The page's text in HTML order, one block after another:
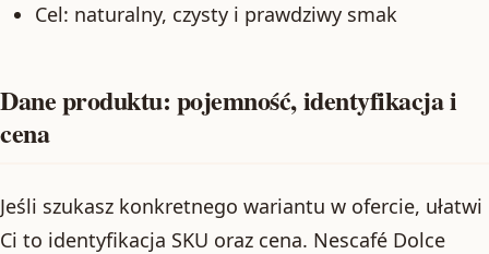
Cel: naturalny, czysty i prawdziwy smak
Dane produktu: pojemność, identyfikacja i
cena
Jeśli szukasz konkretnego wariantu w ofercie, ułatwi
Ci to identyfikacja SKU oraz cena. Nescafé Dolce